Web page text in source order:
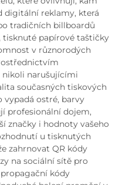
digitální reklamy, která
tradičních billboardů
papírové taštičky
v různorodých
nikoli narušujícími
současných tiskových
vypadá ostré, barvy
profesionální dojem,
značky i hodnoty vašeho
u tisknutých
zahrnovat QR kódy
na sociální sítě pro
kódy